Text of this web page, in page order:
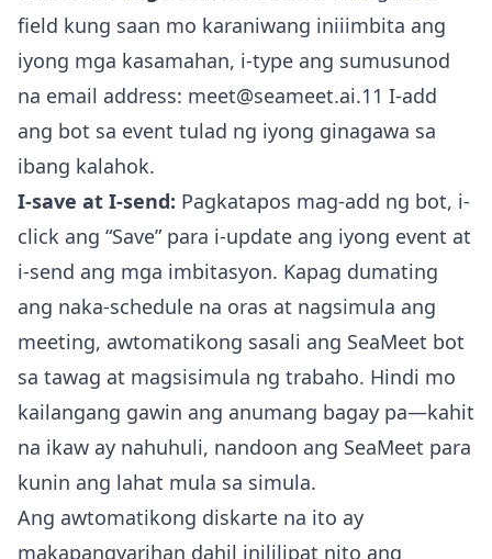
field kung saan mo karaniwang iniiimbita ang
iyong mga kasamahan, i-type ang sumusunod
na email address: meet@seameet.ai.11 I-add
ang bot sa event tulad ng iyong ginagawa sa
ibang kalahok.
I-save at I-send: Pagkatapos mag-add ng bot, i-
click ang “Save” para i-update ang iyong event at
i-send ang mga imbitasyon. Kapag dumating
ang naka-schedule na oras at nagsimula ang
meeting, awtomatikong sasali ang SeaMeet bot
sa tawag at magsisimula ng trabaho. Hindi mo
kailangang gawin ang anumang bagay pa—kahit
na ikaw ay nahuhuli, nandoon ang SeaMeet para
kunin ang lahat mula sa simula.
Ang awtomatikong diskarte na ito ay
makapangyarihan dahil inililipat nito ang